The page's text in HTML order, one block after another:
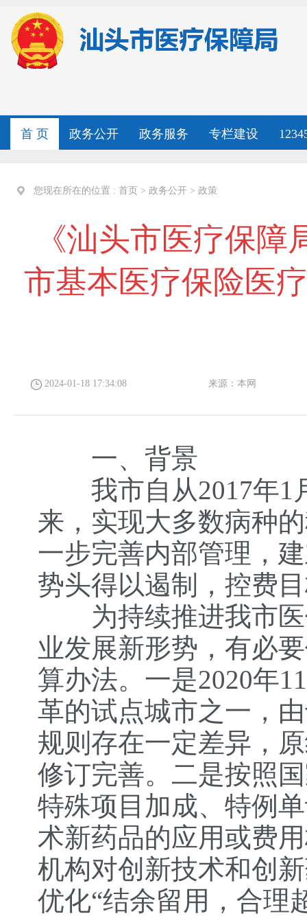
首 页 政务公开 政务服务 专栏建设
您现在所在的位置 : 首页 > 政务公开 > 政策
《汕头市医疗保
市基本医疗保险医
2024-01-18 17:34:08 来源：本网
一、背景
我市自从2017年1
来，实现大多数病种
一步完善内部管理，
势头得以遏制，控费
为持续推进我市医
业发展新形势，有必
算办法。一是2020年
革的试点城市之一，
规则存在一定差异，
修订完善。二是按照
特殊项目加成、特例
术新药品的应用或费
机构对创新技术和创
优化“结余留用，合理